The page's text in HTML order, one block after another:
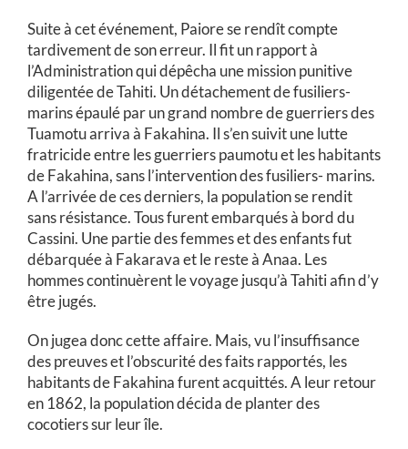
Suite à cet événement, Paiore se rendît compte
tardivement de son erreur. Il fit un rapport à
l’Administration qui dépêcha une mission punitive
diligentée de Tahiti. Un détachement de fusiliers-
marins épaulé par un grand nombre de guerriers des
Tuamotu arriva à Fakahina. Il s’en suivit une lutte
fratricide entre les guerriers paumotu et les habitants
de Fakahina, sans l’intervention des fusiliers- marins.
A l’arrivée de ces derniers, la population se rendit
sans résistance. Tous furent embarqués à bord du
Cassini. Une partie des femmes et des enfants fut
débarquée à Fakarava et le reste à Anaa. Les
hommes continuèrent le voyage jusqu’à Tahiti afin d’y
être jugés.
On jugea donc cette affaire. Mais, vu l’insuffisance
des preuves et l’obscurité des faits rapportés, les
habitants de Fakahina furent acquittés. A leur retour
en 1862, la population décida de planter des
cocotiers sur leur île.